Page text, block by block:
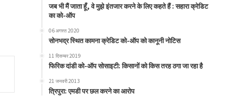
जब भी मैं जाता हूँ, वे मुझे इंतजार करने के लिए कहते हैं : सहारा क्रेडिट
का को-ऑप
06 अगस्त 2020
सोनभद्र स्थित कामना क्रेडिट को-ऑप को कानूनी नोटिस
11 दिसम्बर 2019
फिरिक दांडी को-ऑप सोसाइटी: किसानों को किस तरह ठगा जा रहा है
21 जनवरी 2013
त्रिपुरा: एमडी पर छल करने का आरोप